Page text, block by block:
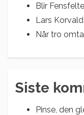
Blir
Lars
Når tro
Siste
Pinse, den